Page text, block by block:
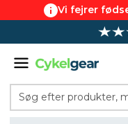
Vi fejrer
Søg efter produkter,